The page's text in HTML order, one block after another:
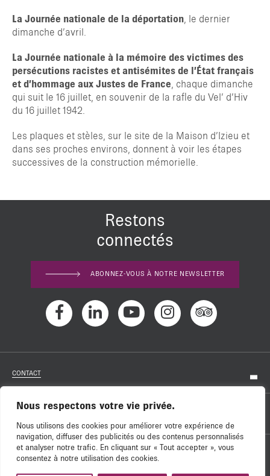
Nous respectons votre vie privée.
Nous utilisons des cookies pour améliorer votre expérience de
navigation, diffuser des publicités ou des contenus personnalisés
et analyser notre trafic. En cliquant sur « Tout accepter », vous
consentez à notre utilisation des cookies.
La Journée nationale de la déportation, le dernier
dimanche d’avril.
La Journée nationale à la mémoire des victimes des
persécutions racistes et antisémites de l’État français
et d’hommage aux Justes de France, chaque dimanche
qui suit le 16 juillet, en souvenir de la rafle du Vel’ d’Hiv
du 16 juillet 1942.
Les plaques et stèles, sur le site de la Maison d’Izieu et
dans ses proches environs, donnent à voir les étapes
successives de la construction mémorielle.
Restons
connectés
ABONNEZ-VOUS À NOTRE NEWSLETTER
CONTACT
NOS SOUTIENS